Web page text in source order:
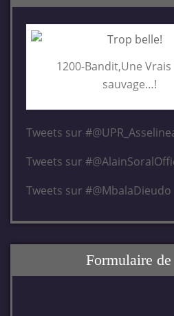
1200-Bandit,Une Vrais
sauvage…!
Tweets sur
Tweets sur
Tweets sur #@MbalaDieudo
Formulaire